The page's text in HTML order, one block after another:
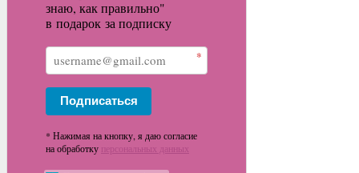
знаю, как правильно"
в подарок за подписку
*
Подписаться
* Нажимая на кнопку, я даю согласие
на обработку персональных данных